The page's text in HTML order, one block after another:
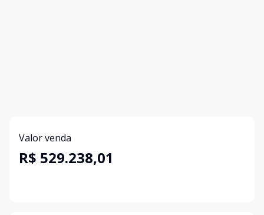
Valor venda
R$ 529.238,01